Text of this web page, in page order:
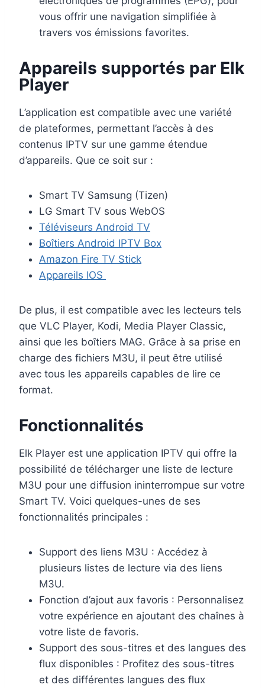
vous offrir une navigation simplifiée à
travers vos émissions favorites.
Appareils supportés par Elk
Player
L’application est compatible avec une variété
de plateformes, permettant l’accès à des
contenus IPTV sur une gamme étendue
d’appareils. Que ce soit sur :
Smart TV Samsung (Tizen)
LG Smart TV sous WebOS
Téléviseurs Android TV
Boîtiers Android IPTV Box
Amazon Fire TV Stick
Appareils IOS
De plus, il est compatible avec les lecteurs tels
que VLC Player, Kodi, Media Player Classic,
ainsi que les boîtiers MAG. Grâce à sa prise en
charge des fichiers M3U, il peut être utilisé
avec tous les appareils capables de lire ce
format.
Fonctionnalités
Elk Player est une application IPTV qui offre la
possibilité de télécharger une liste de lecture
M3U pour une diffusion ininterrompue sur votre
Smart TV. Voici quelques-unes de ses
fonctionnalités principales :
Support des liens M3U : Accédez à
plusieurs listes de lecture via des liens
M3U.
Fonction d’ajout aux favoris : Personnalisez
votre expérience en ajoutant des chaînes à
votre liste de favoris.
Support des sous-titres et des langues des
flux disponibles : Profitez des sous-titres
et des différentes langues des flux